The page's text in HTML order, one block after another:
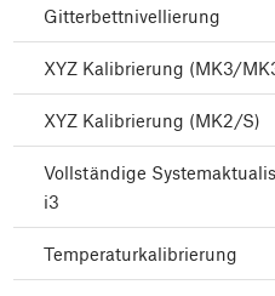
Gitterbettnivellierung
XYZ Kalibrierung (MK3/
XYZ Kalibrierung (MK2/S)
Vollständige
i3
Temperaturkalibrierung